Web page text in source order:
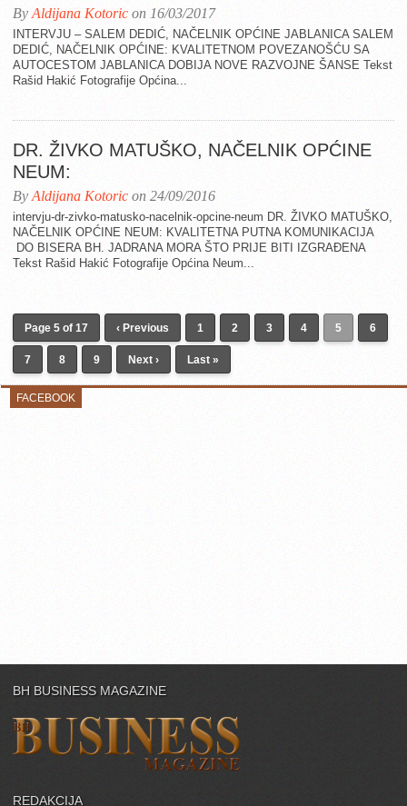
By Aldijana Kotoric on 16/03/2017
INTERVJU – SALEM DEDIĆ, NAČELNIK OPĆINE JABLANICA SALEM
DEDIĆ, NAČELNIK OPĆINE: KVALITETNOM POVEZANOŠĆU SA
AUTOCESTOM JABLANICA DOBIJA NOVE RAZVOJNE ŠANSE Tekst
Rašid Hakić Fotografije Općina...
DR. ŽIVKO MATUŠKO, NAČELNIK OPĆINE
NEUM:
By Aldijana Kotoric on 24/09/2016
intervju-dr-zivko-matusko-nacelnik-opcine-neum DR. ŽIVKO MATUŠKO,
NAČELNIK OPĆINE NEUM: KVALITETNA PUTNA KOMUNIKACIJA
DO BISERA BH. JADRANA MORA ŠTO PRIJE BITI IZGRAÐENA
Tekst Rašid Hakić Fotografije Općina Neum...
Page 5 of 17 ‹ Previous 1 2 3 4 5 6
7 8 9 Next › Last »
FACEBOOK
BH BUSINESS MAGAZINE
REDAKCIJA